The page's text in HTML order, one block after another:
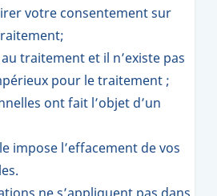
votre consentement sur
traitement et il n’existe pas
pour le traitement ;
ont fait l’objet d’un
impose l’effacement de vos